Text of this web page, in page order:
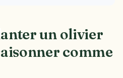
un olivier
comme